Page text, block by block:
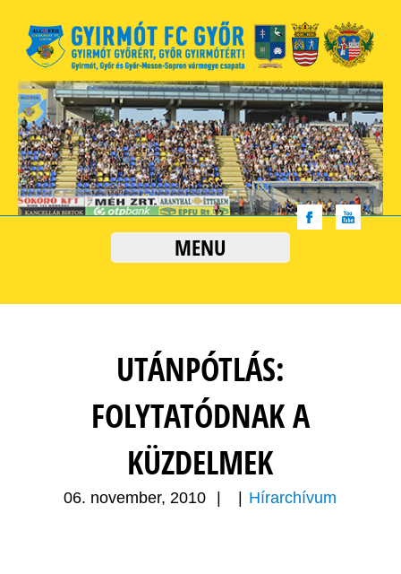
MENU
UTÁNPÓTLÁS:
FOLYTATÓDNAK A
KÜZDELMEK
06. november, 2010 Hírarchívum